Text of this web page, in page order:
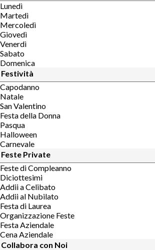
Lunedì
Martedì
Mercoledì
Giovedì
Venerdì
Sabato
Domenica
Festività
Capodanno
Natale
San Valentino
Festa della Donna
Pasqua
Halloween
Carnevale
Feste Private
Feste di Compleanno
Diciottesimi
Addii a Celibato
Addii al Nubilato
Festa di Laurea
Organizzazione Feste
Festa Aziendale
Cena Aziendale
Collabora con Noi